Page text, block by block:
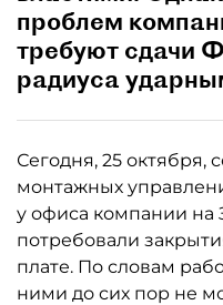
проблем
требуют сдачи
радиуса
Сегодня, 25 октября,
монтажных
у офиса компании на
потребовали
плате. По словам
ними до сих пор не